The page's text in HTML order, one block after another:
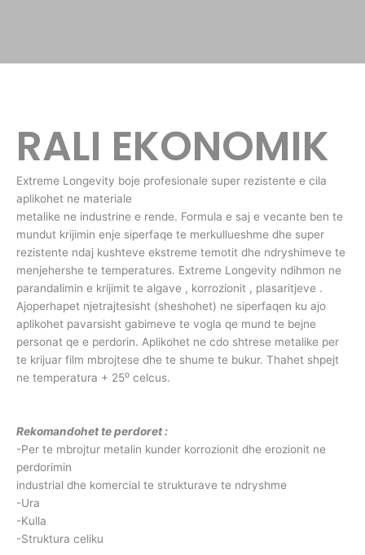
RALI EKONOMIK
Extreme Longevity boje profesionale super rezistente e cila
aplikohet ne materiale
metalike ne industrine e rende. Formula e saj e vecante ben te
mundut krijimin enje siperfaqe te merkullueshme dhe super
rezistente ndaj kushteve ekstreme temotit dhe ndryshimeve te
menjehershe te temperatures. Extreme Longevity ndihmon ne
parandalimin e krijimit te algave , korrozionit , plasaritjeve .
Ajoperhapet njetrajtesisht (sheshohet) ne siperfaqen ku ajo
aplikohet pavarsisht gabimeve te vogla qe mund te bejne
personat qe e perdorin. Aplikohet ne cdo shtrese metalike per
te krijuar film mbrojtese dhe te shume te bukur. Thahet shpejt
ne temperatura + 25⁰ celcus.
Rekomandohet te perdoret :
-Per te mbrojtur metalin kunder korrozionit dhe erozionit ne
perdorimin
industrial dhe komercial te strukturave te ndryshme
-Ura
-Kulla
-Struktura celiku